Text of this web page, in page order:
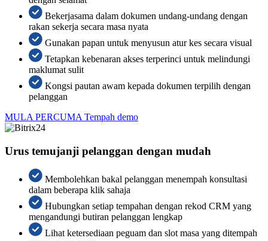
Bekerjasama dalam dokumen undang-undang dengan
rakan sekerja secara masa nyata
Gunakan papan untuk menyusun atur kes secara visual
Tetapkan kebenaran akses terperinci untuk melindungi
maklumat sulit
Kongsi pautan awam kepada dokumen terpilih dengan
pelanggan
MULA PERCUMA Tempah demo
Urus temujanji pelanggan dengan mudah
Membolehkan bakal pelanggan menempah konsultasi
dalam beberapa klik sahaja
Hubungkan setiap tempahan dengan rekod CRM yang
mengandungi butiran pelanggan lengkap
Lihat ketersediaan peguam dan slot masa yang ditempah